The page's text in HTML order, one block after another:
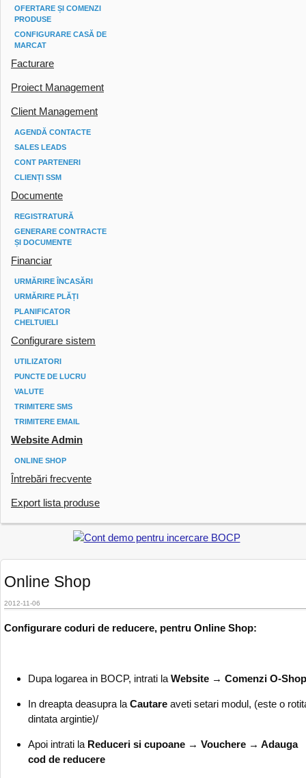
OFERTARE ȘI COMENZI
PRODUSE
CONFIGURARE CASĂ DE
MARCAT
Facturare
Proiect Management
Client Management
AGENDĂ CONTACTE
SALES LEADS
CONT PARTENERI
CLIENȚI SSM
Documente
REGISTRATURĂ
GENERARE CONTRACTE
ȘI DOCUMENTE
Financiar
URMĂRIRE ÎNCASĂRI
URMĂRIRE PLĂȚI
PLANIFICATOR
CHELTUIELI
Configurare sistem
UTILIZATORI
PUNCTE DE LUCRU
VALUTE
TRIMITERE SMS
TRIMITERE EMAIL
Website Admin
ONLINE SHOP
Întrebări frecvente
Export lista produse
Online Shop
2012-11-06
Configurare coduri de reducere, pentru Online Shop:
Dupa logarea in BOCP, intrati la Website → Comenzi O-Shop
In dreapta deasupra la Cautare aveti setari modul, (este o
dintata argintie)/
Apoi intrati la Reduceri si cupoane → Vouchere → Adauga
cod de reducere